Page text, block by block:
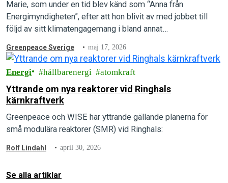
Marie, som under en tid blev känd som “Anna från
Energimyndigheten”, efter att hon blivit av med jobbet till
följd av sitt klimatengagemang i bland annat
Greenpeace Sverige maj 17, 2026
Energi hållbarenergi atomkraft
Yttrande om nya reaktorer vid Ringhals
kärnkraftverk
Greenpeace och WISE har yttrande gällande planerna för
små modulära reaktorer (SMR) vid Ringhals:
Rolf Lindahl april 30, 2026
Se alla artiklar